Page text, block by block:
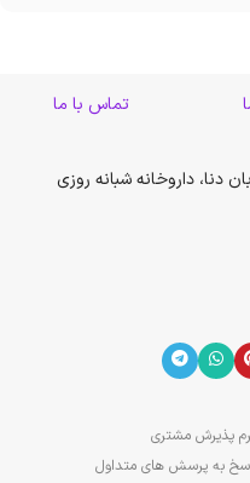
تماس با ما
دنا، داروخانه شبانه روزی
پذیرش مشتری
به پرسش های متداول